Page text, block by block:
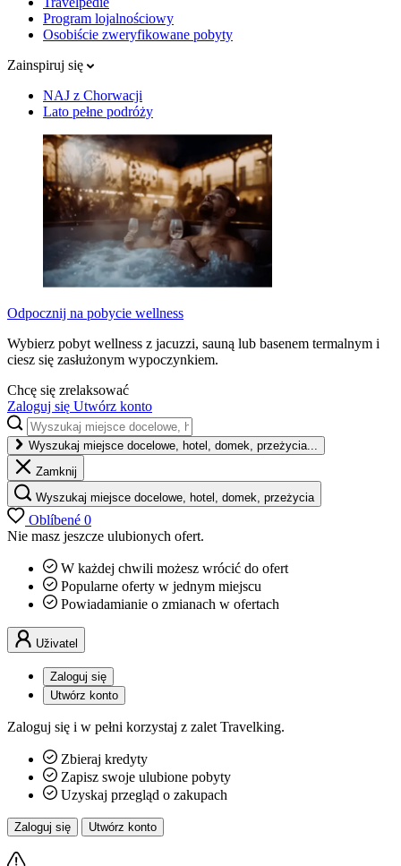
Program lojalnościowy
Osobiście zweryfikowane pobyty
Zainspiruj się
NAJ z Chorwacji
Lato pełne podróży
Odpocznij na pobycie wellness
Wybierz pobyt wellness z jacuzzi, sauną lub basenem termalnym i
ciesz się zasłużonym wypoczynkiem.
Chcę się zrelaksować
Zaloguj się Utwórz konto
Wyszukaj miejsce docelowe, hotel, domek, przeżycia...
Zamknij
Wyszukaj miejsce docelowe, hotel, domek, przeżycia
Oblíbené 0
Nie masz jeszcze ulubionych ofert.
W każdej chwili możesz wrócić do ofert
Popularne oferty w jednym miejscu
Powiadamianie o zmianach w ofertach
Uživatel
Zaloguj się
Utwórz konto
Zaloguj się i w pełni korzystaj z zalet Travelking.
Zbieraj kredyty
Zapisz swoje ulubione pobyty
Uzyskaj przegląd o zakupach
Zaloguj się Utwórz konto